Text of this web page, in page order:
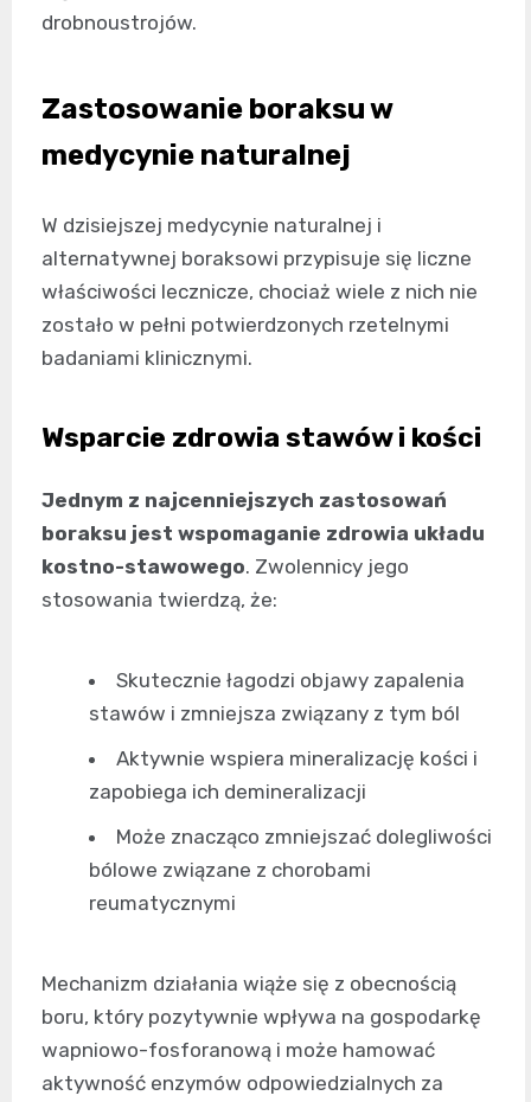
drobnoustrojów.
Zastosowanie boraksu w
medycynie naturalnej
W dzisiejszej medycynie naturalnej i
alternatywnej boraksowi przypisuje się liczne
właściwości lecznicze, chociaż wiele z nich nie
zostało w pełni potwierdzonych rzetelnymi
badaniami klinicznymi.
Wsparcie zdrowia stawów i kości
Jednym z najcenniejszych zastosowań
boraksu jest wspomaganie zdrowia układu
kostno-stawowego. Zwolennicy jego
stosowania twierdzą, że:
Skutecznie łagodzi objawy zapalenia
stawów i zmniejsza związany z tym ból
Aktywnie wspiera mineralizację kości i
zapobiega ich demineralizacji
Może znacząco zmniejszać dolegliwości
bólowe związane z chorobami
reumatycznymi
Mechanizm działania wiąże się z obecnością
boru, który pozytywnie wpływa na gospodarkę
wapniowo-fosforanową i może hamować
aktywność enzymów odpowiedzialnych za